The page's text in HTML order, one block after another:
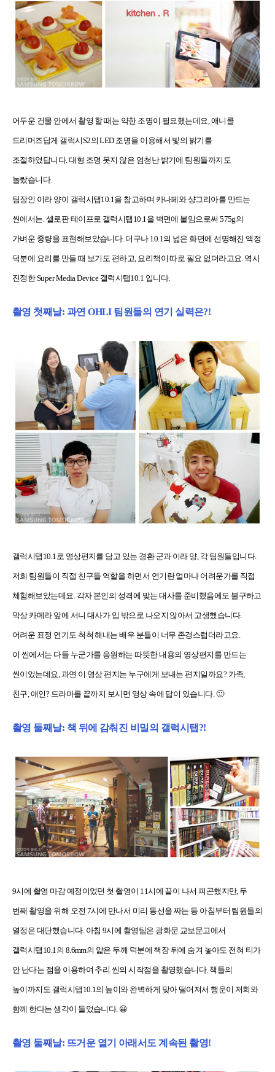
어두운 건물 안에서 촬영 할 때는 약한 조명이 필요했는데요, 애니콜
드리머즈답게 갤럭시S2의 LED 조명을 이용해서 빛의 밝기를
조절하였답니다. 대형 조명 못지 않은 엄청난 밝기에 팀원들까지도
놀랐습니다.
팀장인 이라 양이 갤럭시탭10.1을 참고하며 카나페와 샹그리아를 만드는
씬에서는. 셀로판 테이프로 갤럭시탭10.1을 벽면에 붙임으로써 575g의
가벼운 중량을 표현해보았습니다. 더구나 10.1의 넓은 화면에 선명해진 액정
덕분에 요리를 만들 때 보기도 편하고, 요리책이 따로 필요 없더라고요. 역시
진정한 Super Media Device 갤럭시탭10.1 입니다.
촬영 첫째날: 과연 OHLI 팀원들의 연기 실력은?!
갤럭시탭10.1로 영상편지를 담고 있는 경환 군과 이라 양, 각 팀원들입니다.
저희 팀원들이 직접 친구들 역할을 하면서 연기란 얼마나 어려운가를 직접
체험해보았는데요. 각자 본인의 성격에 맞는 대사를 준비했음에도 불구하고
막상 카메라 앞에 서니 대사가 입 밖으로 나오지 않아서 고생했습니다.
어려운 표정 연기도 척척 해내는 배우 분들이 너무 존경스럽더라고요.
이 씬에서는 다들 누군가를 응원하는 따뜻한 내용의 영상편지를 만드는
씬이었는데요, 과연 이 영상 편지는 누구에게 보내는 편지일까요? 가족,
친구, 애인? 드라마를 끝까지 보시면 영상 속에 답이 있습니다. 🙂
촬영 둘째날: 책 뒤에 감춰진 비밀의 갤럭시탭?!
9시에 촬영 마감 예정이었던 첫 촬영이 11시에 끝이 나서 피곤했지만, 두
번째 촬영을 위해 오전 7시에 만나서 미리 동선을 짜는 등 아침부터 팀원들의
열정은 대단했습니다. 아침 9시에 촬영팀은 광화문 교보문고에서
갤럭시탭10.1의 8.6mm의 얇은 두께 덕분에 책장 뒤에 숨겨 놓아도 전혀 티가
안 난다는 점을 이용하여 추리 씬의 시작점을 촬영했습니다. 책들의
높이까지도 갤럭시탭10.1의 높이와 완벽하게 맞아 떨어져서 행운이 저희와
함께 한다는 생각이 들었습니다. 😀
촬영 둘째날: 뜨거운 열기 아래서도 계속된 촬영!